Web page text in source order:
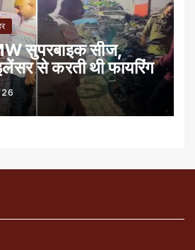
सुपरबाइक सीज,
से करती थी फायरिंग